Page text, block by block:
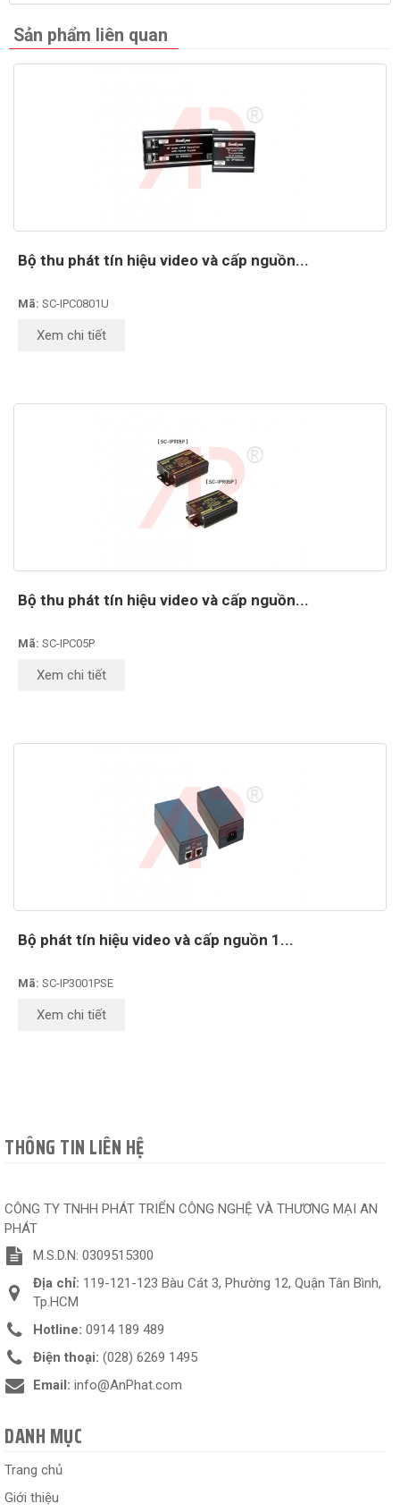
Sản phẩm liên quan
Bộ thu phát tín hiệu video và cấp nguồn...
Mã: SC-IPC0801U
Xem chi tiết
Bộ thu phát tín hiệu video và cấp nguồn...
Mã: SC-IPC05P
Xem chi tiết
Bộ phát tín hiệu video và cấp nguồn 1...
Mã: SC-IP3001PSE
Xem chi tiết
THÔNG TIN LIÊN HỆ
CÔNG TY TNHH PHÁT TRIỂN CÔNG NGHỆ VÀ THƯƠNG MẠI AN
PHÁT
M.S.D.N: 0309515300
Địa chỉ: 119-121-123 Bàu Cát 3, Phường 12, Quận Tân Bình,
Tp.HCM
Hotline: 0914 189 489
Điện thoại: (028) 6269 1495
Email: info@AnPhat.com
DANH MỤC
Trang chủ
Giới thiệu